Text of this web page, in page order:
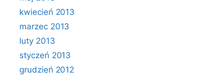
kwiecień 2013
marzec 2013
luty 2013
styczeń 2013
grudzień 2012